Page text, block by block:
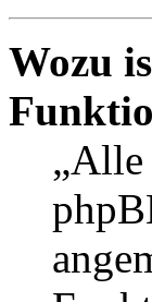
Wozu
„Alle